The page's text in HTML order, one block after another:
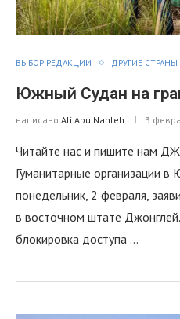
ВЫБОР РЕДАКЦИИ ДРУГИЕ СТРАНЫ
Южный Судан на
написано Ali Abu Nahleh 3
Читайте нас и пишите нам
Гуманитарные организации
понедельник, 2 февраля,
в восточном штате
блокировка доступа …